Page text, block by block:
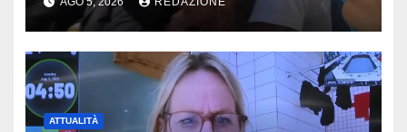
potranno avvicinarsi alla
famiglia di Alessio Tucci
ATTUALITÀ